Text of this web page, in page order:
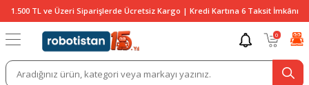
1.500 TL ve Üzeri Siparişlerde Ücretsiz Kargo | Kredi Kartına 6 Taksit İmkânı
0